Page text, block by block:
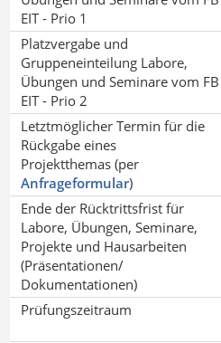
EIT - Prio 1
Platzvergabe und
Gruppeneinteilung Labore,
Übungen und Seminare vom FB
EIT - Prio 2
Letztmöglicher Termin für die
Rückgabe eines
Projektthemas (per
Anfrageformular)
Ende der Rücktrittsfrist für
Labore, Übungen, Seminare,
Projekte und Hausarbeiten
(Präsentationen/
Dokumentationen)
Prüfungszeitraum